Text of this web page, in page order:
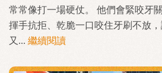
常常像打一場硬仗。 他們會緊咬牙
揮手抗拒、乾脆一口咬住牙刷不放
又... 繼續閱讀